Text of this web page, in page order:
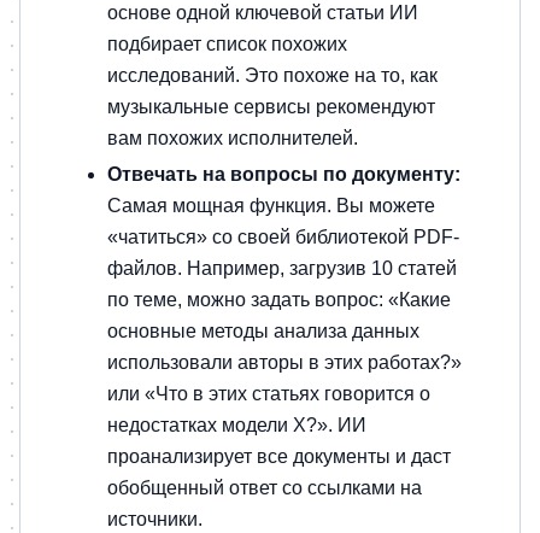
основе одной ключевой статьи ИИ
подбирает список похожих
исследований. Это похоже на то, как
музыкальные сервисы рекомендуют
вам похожих исполнителей.
Отвечать на вопросы по документу:
Самая мощная функция. Вы можете
«чатиться» со своей библиотекой PDF-
файлов. Например, загрузив 10 статей
по теме, можно задать вопрос: «Какие
основные методы анализа данных
использовали авторы в этих работах?»
или «Что в этих статьях говорится о
недостатках модели X?». ИИ
проанализирует все документы и даст
обобщенный ответ со ссылками на
источники.